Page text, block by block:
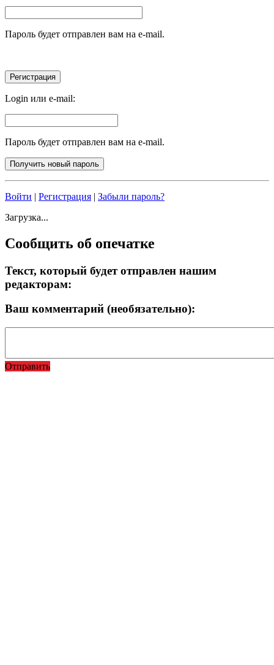
Пароль будет отправлен вам на e-mail.
Login или e-mail:
Пароль будет отправлен вам на e-mail.
Войти | Регистрация | Забыли пароль?
Загрузка...
Сообщить об опечатке
Текст, который будет отправлен нашим
редакторам:
Ваш комментарий (необязательно):
Отправить